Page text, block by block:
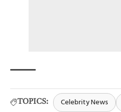
TOPICS: Celebrity News